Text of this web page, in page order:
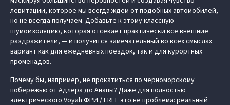
левитации, которое мы всегда ждем от подобных автомобилей,
но не всегда получаем. Добавьте к этому классную
шумоизоляцию, которая отсекает практически все внешние
раздражители, — и получится замечательный во всех смыслах
вариант как для ежедневных поездок, так и для курортных
променадов.
Почему бы, например, не прокатиться по черноморскому
побережью от Адлера до Анапы? Даже для полностью
электрического Voyah ФРИ / FREE это не проблема: реальный